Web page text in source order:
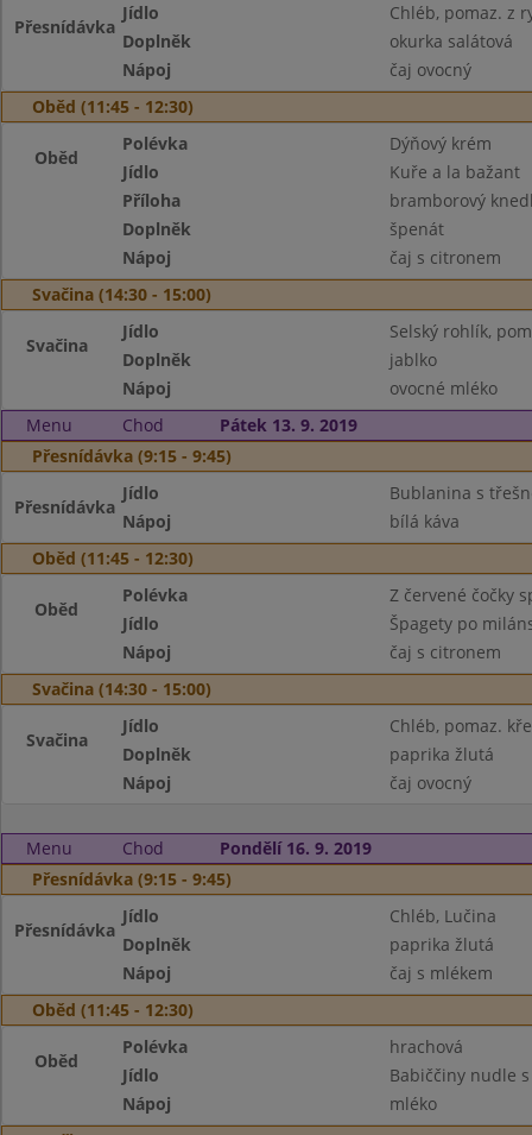
Přesnídávka
Jídlo
Chléb, pomaz. z
Doplněk
okurka salátová
Nápoj
čaj ovocný
Oběd (11:45 - 12:30)
Oběd
Polévka
Dýňový krém
Jídlo
Kuře a la bažant
Příloha
bramborový
Doplněk
špenát
Nápoj
čaj s citronem
Svačina (14:30 - 15:00)
Svačina
Jídlo
Selský rohlík,
Doplněk
jablko
Nápoj
ovocné mléko
Menu
Chod
Pátek 13. 9. 2019
Přesnídávka (9:15 - 9:45)
Přesnídávka
Jídlo
Bublanina s
Nápoj
bílá káva
Oběd (11:45 - 12:30)
Oběd
Polévka
Z červené čočky
Jídlo
Špagety po
Nápoj
čaj s citronem
Svačina (14:30 - 15:00)
Svačina
Jídlo
Chléb, pomaz.
Doplněk
paprika žlutá
Nápoj
čaj ovocný
Menu Chod
Pondělí 16. 9. 2019
Přesnídávka (9:15 - 9:45)
Přesnídávka
Jídlo
Chléb, Lučina
Doplněk
paprika žlutá
Nápoj
čaj s mlékem
Oběd (11:45 - 12:30)
Oběd
Polévka
hrachová
Jídlo
Babiččiny nudle
Nápoj
mléko